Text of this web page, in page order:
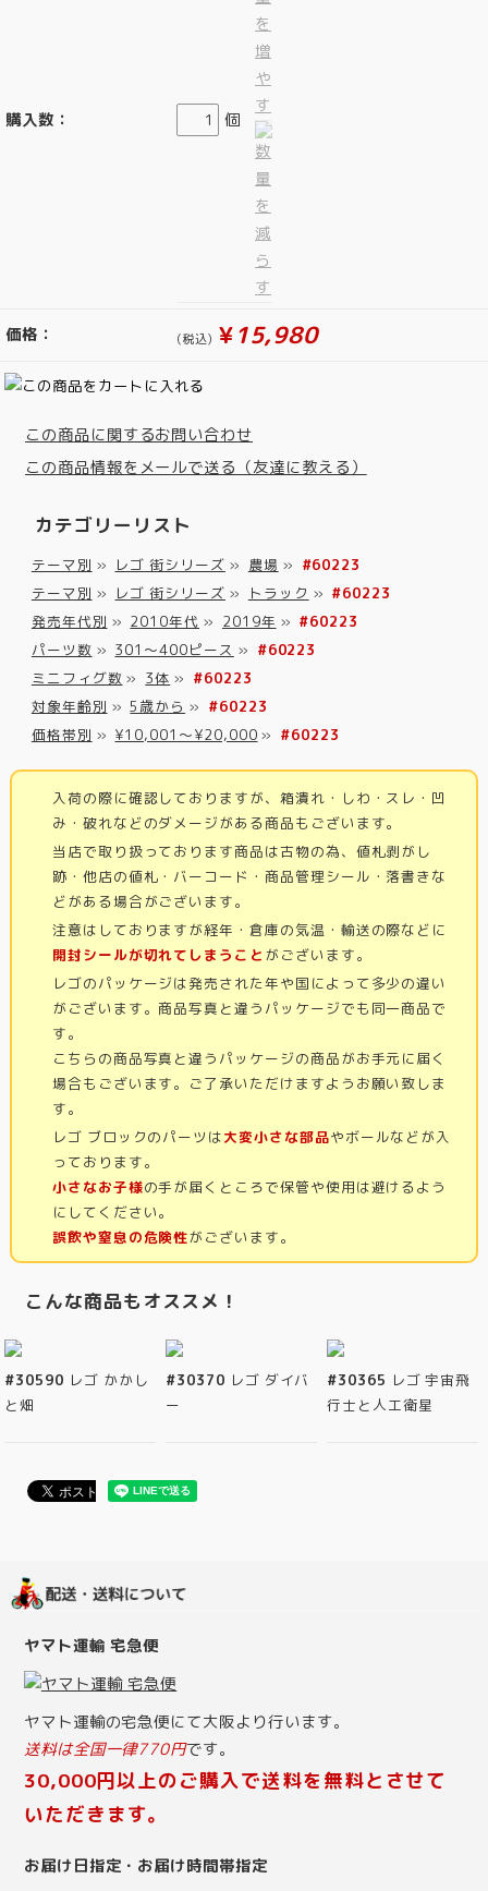
購入数： 個
価格： (税込) ¥15,980
この商品に関するお問い合わせ
この商品情報をメールで送る（友達に教える）
カテゴリーリスト
テーマ別 » レゴ 街シリーズ » 農場 » #60223
テーマ別 » レゴ 街シリーズ » トラック » #60223
発売年代別 » 2010年代 » 2019年 » #60223
パーツ数 » 301～400ピース » #60223
ミニフィグ数 » 3体 » #60223
対象年齢別 » 5歳から » #60223
価格帯別 » ¥10,001～¥20,000 » #60223
入荷の際に確認しておりますが、箱潰れ・しわ・スレ・凹
み・破れなどのダメージがある商品もございます。
当店で取り扱っております商品は古物の為、値札剥がし
跡・他店の値札・バーコード・商品管理シール・落書きな
どがある場合がございます。
注意はしておりますが経年・倉庫の気温・輸送の際などに
開封シールが切れてしまうこと がございます。
レゴのパッケージは発売された年や国によって多少の違い
がございます。商品写真と違うパッケージでも同一商品で
す。
こちらの商品写真と違うパッケージの商品がお手元に届く
場合もございます。ご了承いただけますようお願い致しま
す。
レゴ ブロックのパーツは大変小さな部品やボールなどが入
っております。
小さなお子様の手が届くところで保管や使用は避けるよう
にしてください。
誤飲や窒息の危険性がございます。
こんな商品もオススメ！
#30590 レゴ かかし
と畑
#30370 レゴ ダイバ
ー
#30365 レゴ 宇宙飛
行士と人工衛星
ヤマト運輸 宅急便
ヤマト運輸の宅急便にて大阪より行います。
送料は全国一律770円です。
30,000円以上のご購入で送料を無料とさせて
いただきます。
お届け日指定・お届け時間帯指定